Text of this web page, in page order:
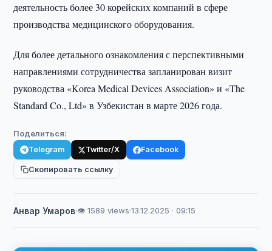
деятельность более 30 корейских компаний в сфере
производства медицинского оборудования.
Для более детального ознакомления с перспективными
направлениями сотрудничества запланирован визит
руководства «Korea Medical Devices Association» и «The
Standard Co., Ltd» в Узбекистан в марте 2026 года.
Поделиться:
Telegram Twitter/X Facebook
Скопировать ссылку
Анвар Умаров·👁 1589 views·13.12.2025 · 09:15